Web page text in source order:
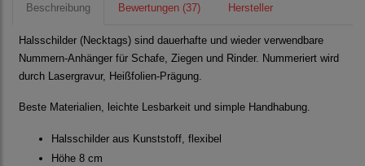
Beschreibung Bewertungen (37) Hersteller
Halsschilder (Necktags) sind dauerhafte und wieder verwendbare
Nummern-Anhänger für Schafe, Ziegen und Rinder. Nummeriert wird
durch Lasergravur, Heißfolien-Prägung.
Beste Materialien, leichte Lesbarkeit und simple Handhabung.
Halsschilder aus Kunststoff, flexibel
Höhe 8 cm